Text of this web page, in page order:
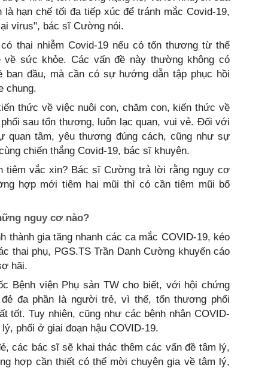
hạn chế tối đa tiếp xúc để tránh mắc Covid-19,
virus", bác sĩ Cường nói.
thai nhiễm Covid-19 nếu có tổn thương từ thể
sức khỏe. Các vấn đề này thường không có
đầu, mà cần có sự hướng dẫn tập phục hồi
chung.
thức về việc nuôi con, chăm con, kiến thức về
sau tổn thương, luôn lạc quan, vui vẻ. Đối với
quan tâm, yêu thương đúng cách, cũng như sự
chiến thắng Covid-19, bác sĩ khuyên.
tiêm vắc xin? Bác sĩ Cường trả lời rằng nguy cơ
hợp mới tiêm hai mũi thì có cần tiêm mũi bổ
nguy cơ nào?
thành gia tăng nhanh các ca mắc COVID-19, kéo
thai phụ, PGS.TS Trần Danh Cường khuyến cáo
hãi.
Bệnh viện Phụ sản TW cho biết, với hội chứng
đa phần là người trẻ, vì thế, tổn thương phổi
tốt. Tuy nhiên, cũng như các bệnh nhân COVID-
phổi ở giai đoạn hậu COVID-19.
các bác sĩ sẽ khai thác thêm các vấn đề tâm lý,
hợp cần thiết có thể mời chuyên gia về tâm lý,